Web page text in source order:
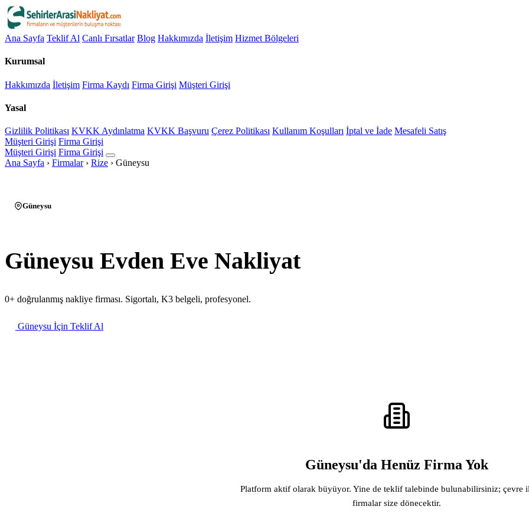
Ana Sayfa Teklif Al Canlı Fırsatlar Blog Hakkımızda İletişim Hizmet Bölgeleri
Kurumsal
Hakkımızda İletişim Firma Kaydı Firma Girişi Müşteri Girişi
Yasal
Gizlilik Politikası KVKK Aydınlatma KVKK Başvuru Çerez Politikası Kullanım Koşulları İptal ve İade Mesafeli Satış
Müşteri Girişi Firma Girişi
Müşteri Girişi Firma Girişi
Ana Sayfa › Firmalar › Rize › Güneysu
Güneysu
Güneysu Evden Eve Nakliyat
0+ doğrulanmış nakliye firması. Sigortalı, K3 belgeli, profesyonel.
Güneysu İçin Teklif Al
Güneysu'da Henüz Firma Yok
Platform aktif olarak büyüyor. Yine de teklif talebinde bulunabilirsiniz; çevre
firmalar size dönecektir.